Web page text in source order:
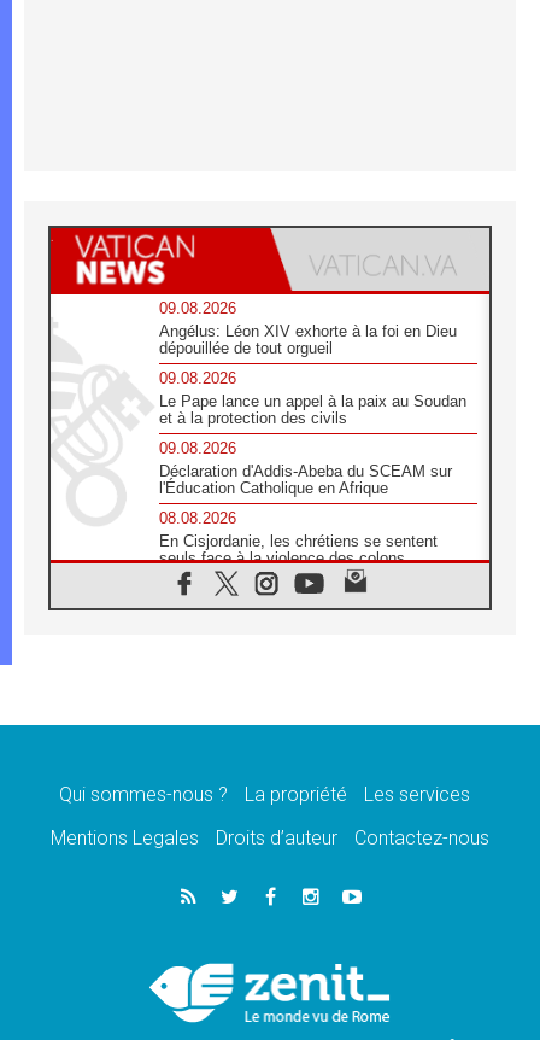
09.08.2026
Angélus: Léon XIV exhorte à la foi en Dieu
dépouillée de tout orgueil
09.08.2026
Le Pape lance un appel à la paix au Soudan
et à la protection des civils
09.08.2026
Déclaration d'Addis-Abeba du SCEAM sur
l'Éducation Catholique en Afrique
08.08.2026
En Cisjordanie, les chrétiens se sentent
seuls face à la violence des colons
08.08.2026
Léon XIV au sanctuaire de Notre Dame du
08.08.2026
08.08.2026
catholiques
Au Bangladesh, l'Église accompagne les
Dalits sur le chemin de la dignité
Philippines: le vicariat apostolique de
Calapan devient un diocèse
Qui sommes-nous ? La propriété
Les services
Mentions Legales
Droits d’auteur Contactez-nous